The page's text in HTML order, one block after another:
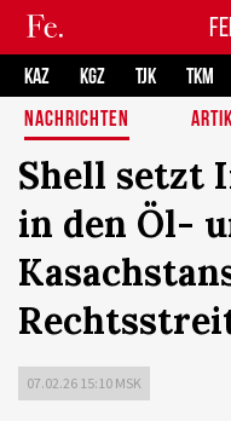
KAZ KGZ TJK TKM
NACHRICHTEN
Shell setzt
in den Öl-
07.02.26 15:10 MSK